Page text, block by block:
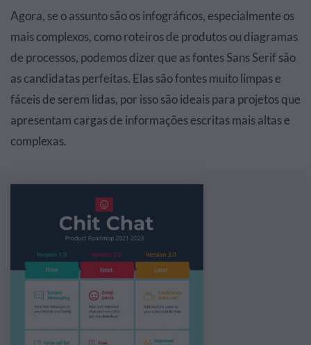
Agora, se o assunto são os infográficos, especialmente os
mais complexos, como roteiros de produtos ou diagramas
de processos, podemos dizer que as fontes Sans Serif são
as candidatas perfeitas. Elas são fontes muito limpas e
fáceis de serem lidas, por isso são ideais para projetos que
apresentam cargas de informações escritas mais altas e
complexas.